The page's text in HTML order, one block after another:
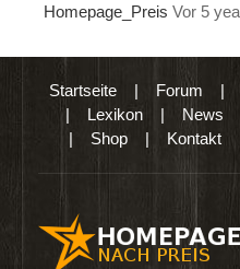
Homepage_Preis Vor 5
Startseite| Forum |
| Lexikon | News
| Shop | Kontakt